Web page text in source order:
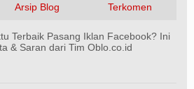
Arsip Blog Terkomen
Terbaik Pasang Iklan Facebook? Ini
& Saran dari Tim Oblo.co.id